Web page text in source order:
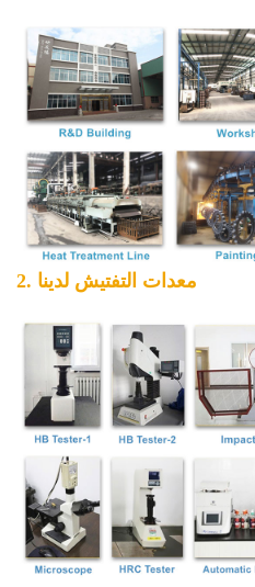
2. معدات التفتيش لدينا